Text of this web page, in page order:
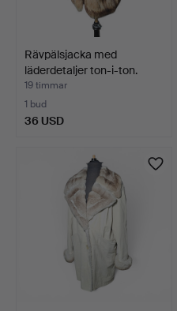
Rävpälsjacka med
läderdetaljer ton-i-ton.
19 timmar
1 bud
36 USD